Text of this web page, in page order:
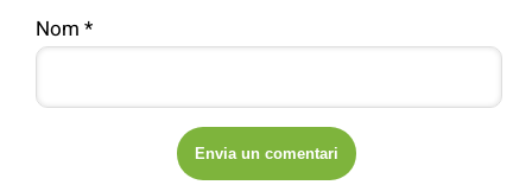
Nom *